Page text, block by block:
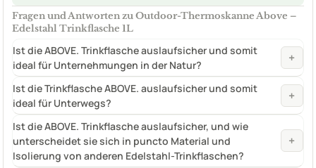
Fragen und Antworten zu Outdoor-Thermoskanne Above –
Edelstahl Trinkflasche 1L
Ist die ABOVE. Trinkflasche auslaufsicher und somit
ideal für Unternehmungen in der Natur?
+
Ist die Trinkflasche ABOVE. auslaufsicher und somit
ideal für Unterwegs?
+
Ist die ABOVE. Trinkflasche auslaufsicher, und wie
unterscheidet sie sich in puncto Material und
Isolierung von anderen Edelstahl-Trinkflaschen?
+